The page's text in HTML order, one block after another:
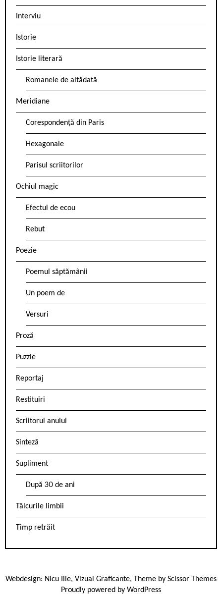
Interviu
Istorie
Istorie literară
Romanele de altădată
Meridiane
Corespondență din Paris
Hexagonale
Parisul scriitorilor
Ochiul magic
Efectul de ecou
Rebut
Poezie
Poemul săptămânii
Un poem de
Versuri
Proză
Puzzle
Reportaj
Restituiri
Scriitorul anului
Sinteză
Supliment
După 30 de ani
Tâlcurile limbii
Timp retrăit
Webdesign: Nicu Ilie, Vizual Graficante, Theme by Scissor Themes
Proudly powered by WordPress